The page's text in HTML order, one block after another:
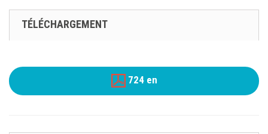
TÉLÉCHARGEMENT
724 en